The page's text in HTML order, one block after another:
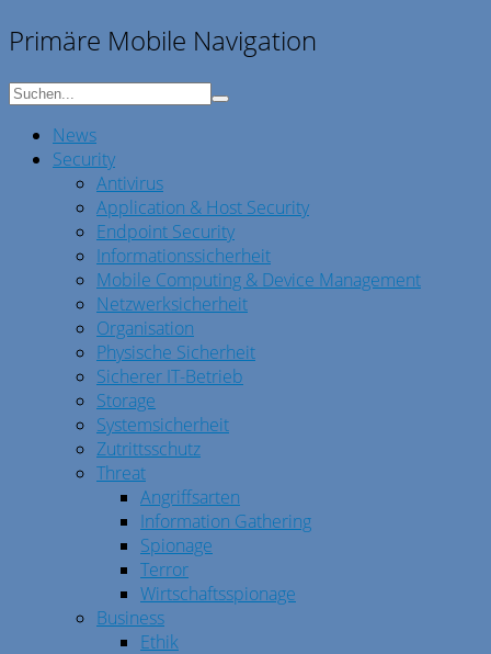
Primäre Mobile Navigation
News
Security
Antivirus
Application & Host Security
Endpoint Security
Informationssicherheit
Mobile Computing & Device Management
Netzwerksicherheit
Organisation
Physische Sicherheit
Sicherer IT-Betrieb
Storage
Systemsicherheit
Zutrittsschutz
Threat
Angriffsarten
Information Gathering
Spionage
Terror
Wirtschaftsspionage
Business
Ethik